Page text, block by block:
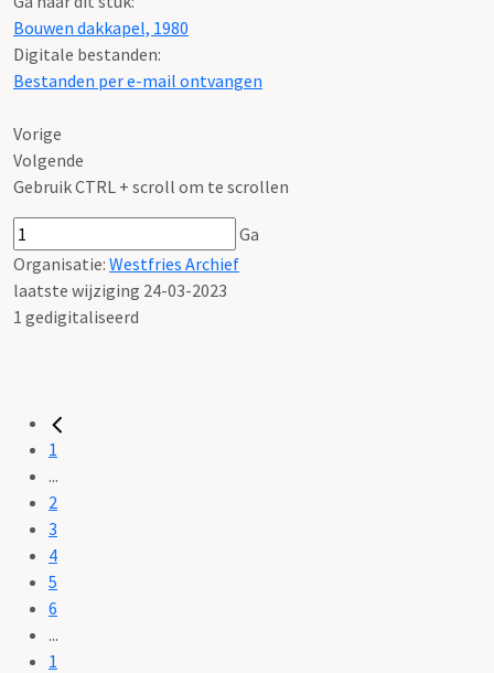
Bouwen dakkapel, 1980
Digitale bestanden:
Bestanden per e-mail ontvangen
Vorige
Volgende
Gebruik CTRL + scroll om te scrollen
Ga
Organisatie: Westfries Archief
laatste wijziging 24-03-2023
1 gedigitaliseerd
1
...
2
3
4
5
6
...
1